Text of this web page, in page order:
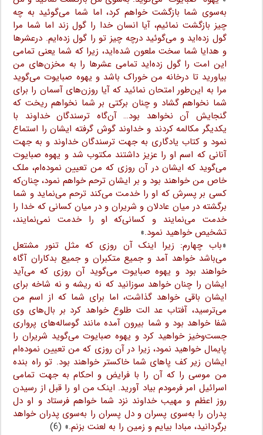
به‌سوی‌ شما‌ بازگشت‌ خواهم‌ کرد، اما شما می‌گوئید به چه
چیز بازگشت نمائیم، آیا انسان‌ خدا‌ را‌ گول زند اما شما مرا
گول‌ زده‌اید و می‌گوئید درچه چیز تو را گول زده‌ایم‌. درعشرها‌
و هدایا‌ شما سخت ملعون شده‌اید، زیرا که شما یعنی تمامی
این امت را گول زده‌اید‌ تمامی‌ عشرها را به مخزن‌های من
بیاورید تا درخانه من خوراک باشد و یهوه صبایوت می‌گوید
مرا به این‌طور‌ امتحان‌ نمائید‌ که آیا روزن‌های آسمان را برای
شما نخواهم گشاد و چنان برکتی بر شما نخواهم ریخت که‌
گنجایش‌‌ آن نخواهد بود… آن‌گاه ترسندگان خداوند با
یکدیگر مکالمه کردند و خداوند گوش‌ گرفته‌‌ ایشان‌ را استماع
نمود و کتاب یادگاری به جهت ترسندگان خداوند و به جهت
آنانی که اسم‌ او‌ را‌ عزیز‌ داشتند مکتوب شد و یهوه صبایوت
می‌گوید که ایشان در آن روزی که من‌ تعیین‌‌ نموده‌ام، ملک
خاص من خواهند بود و بر ایشان ترحم خواهم نمود، چنان‌که
کسی بر پسرش‌ که او‌ را‌ خدمت می‌کند ترحم می‌نماید و شما
برگشته در میان عادلان و شریران و در میان‌ کسانی‌ که‌ خدا را
خدمت می‌نمایند و کسانی‌که او را‌ خدمت‌ نمی‌نمایند،‌
تشخیص خواهید نمود.»
«باب چهارم: زیرا اینک‌ آن روزی‌ که مثل تنور مشتعل
می‌باشد خواهد آمد و جمیع متکبران و جمیع بدکاران آگاه
خواهند‌ بود‌ و یهوه صبایوت می‌گوید آن روزی‌ که‌ می‌آید
ایشان‌ را‌ چنان‌‌ خواهد سوزانید که نه ریشه و نه‌ شاخه‌ برای
ایشان باقی خواهد گذاشت، اما برای شما که از اسم من‌
می‌ترسید‌، آفتاب عد الت طلوع خواهد کرد‌ بر بال‌های وی
شفا خواهد‌ بود‌ و شما بیرون‌ آمده مانند گوساله‌های‌ پرواری‌
جست‌وخیز خواهید کرد و یهوه صبایوت می‌گوید شریران را
پایمال خواهید نمود، زیرا در آن‌ روزی‌ که من تعیین نموده‌ام
ایشان‌ زیر‌ کف‌ پاهای شما خاکستر‌ خواهند‌ بود. تو راه بنده‌
من‌ موسی را که آن را با فرایض و احکام به جهت تمامی‌
اسرائیل امر فرمودم‌ بیاد آورید‌. اینک من او را قبل از‌ رسیدن‌
روز اعظم‌ و مهیب‌ خداوند‌ نزد شما خواهم فرستاد‌ و او دل
پدران را به‌سوی پسران و دل پسران را به‌سوی پدران خواهد
برگردانید، مبادا بیایم‌ و زمین‌ را به لعنت بزنم‌.» (6)